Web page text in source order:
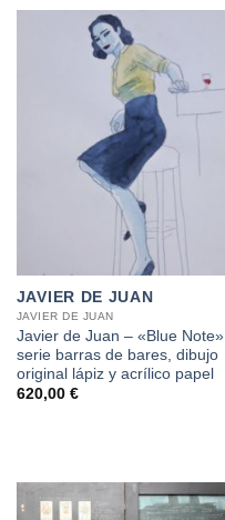
JAVIER DE JUAN
JAVIER DE JUAN
Javier de Juan – «Blue Note»
serie barras de bares, dibujo
original lápiz y acrílico papel
620,00 €